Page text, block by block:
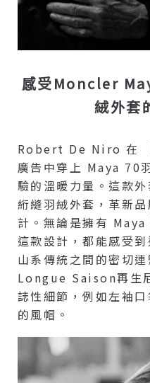
感受Moncler
絨外套
Robert De Niro 在
廣告中穿上 Maya 70
驗的溫暖力量。這款
絎縫羽絨外套，革新
計。無論是擁有
這款設計，都能感受
山系傳統之間的密切
Longue Saison再生
誌性細節，例如左袖
的風帽。